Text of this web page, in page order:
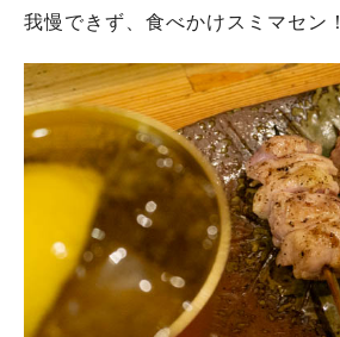
我慢できず、食べかけスミマセン！